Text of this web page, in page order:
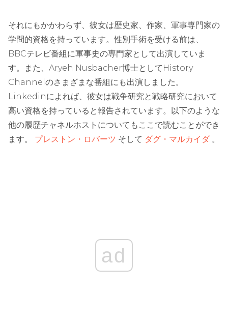
それにもかかわらず、彼女は歴史家、作家、軍事専門家の
学問的資格を持っています。性別手術を受ける前は、
BBCテレビ番組に軍事史の専門家として出演していま
す。また、Aryeh Nusbacher博士としてHistory
Channelのさまざまな番組にも出演しました。
Linkedinによれば、彼女は戦争研究と戦略研究において
高い資格を持っていると報告されています。以下のような
他の履歴チャネルホストについてもここで読むことができ
ます。 プレストン・ロバーツ そして ダグ・マルカイダ 。
ad